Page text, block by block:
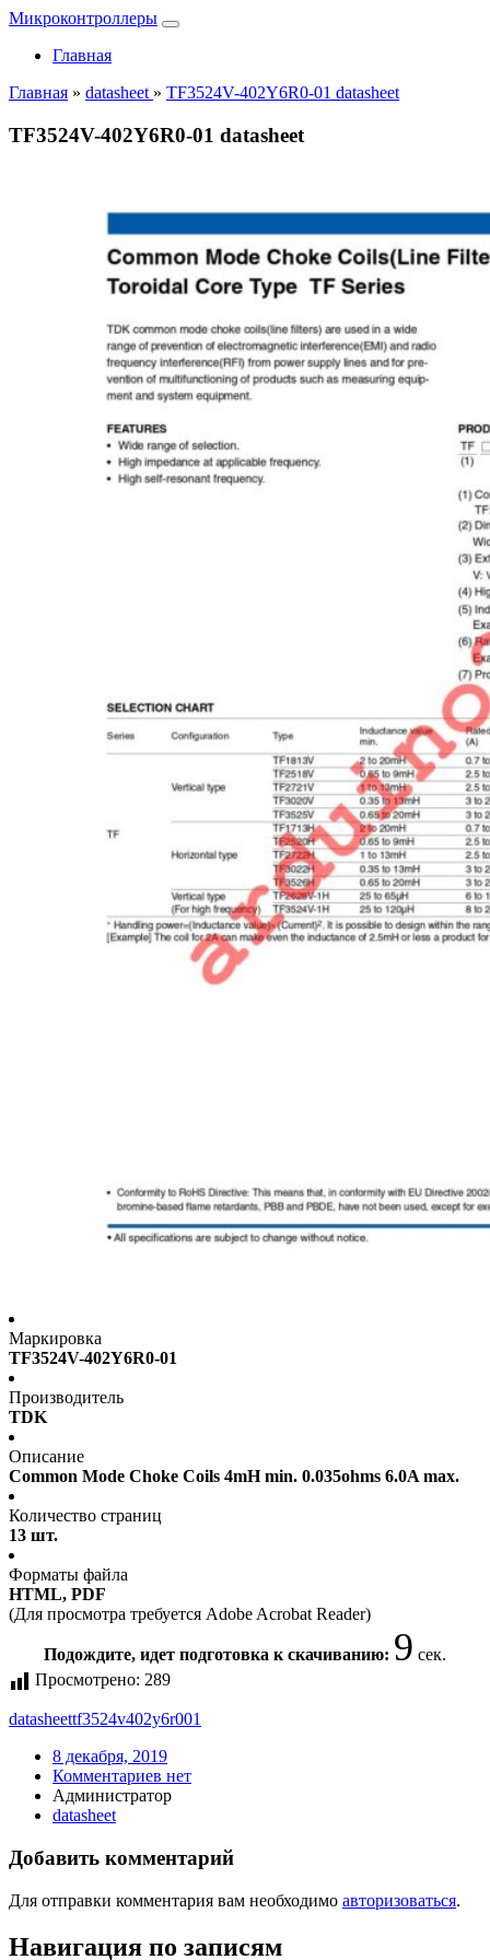
Микроконтроллеры
Главная
Главная » datasheet » TF3524V-402Y6R0-01 datasheet
TF3524V-402Y6R0-01 datasheet
Маркировка
TF3524V-402Y6R0-01
Производитель
TDK
Описание
Common Mode Choke Coils 4mH min. 0.035ohms 6.0A max.
Количество страниц
13 шт.
Форматы файла
HTML, PDF
(Для просмотра требуется Adobe Acrobat Reader)
Подождите, идет подготовка к скачиванию: 9 сек.
Просмотрено: 289
datasheettf3524v402y6r001
8 декабря, 2019
Комментариев нет
Администратор
datasheet
Добавить комментарий
Для отправки комментария вам необходимо авторизоваться.
Навигация по записям